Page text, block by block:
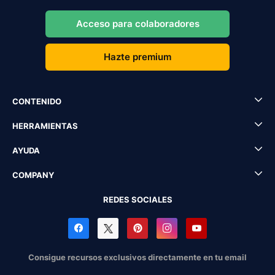
Acceso para colaboradores
Hazte premium
CONTENIDO
HERRAMIENTAS
AYUDA
COMPANY
REDES SOCIALES
Consigue recursos exclusivos directamente en tu email